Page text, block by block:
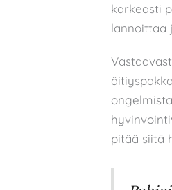
karkeasti
lannoittaa
pitää siitä